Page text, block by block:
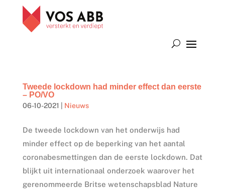
Tweede lockdown had minder effect dan eerste
– PO/VO
06-10-2021 Nieuws
De tweede lockdown van het onderwijs had
minder effect op de beperking van het aantal
coronabesmettingen dan de eerste lockdown. Dat
blijkt uit internationaal onderzoek waarover het
gerenommeerde Britse wetenschapsblad Nature